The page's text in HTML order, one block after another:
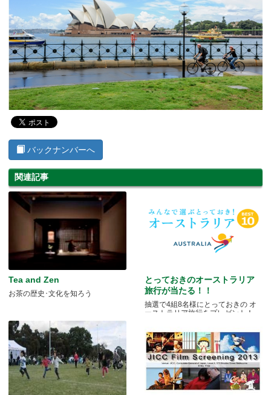
バックナンバーへ
関連記事
Tea and Zen
お茶の歴史･文化を知ろう
とっておきのオーストラリア
旅行が当たる！！
抽選で4組8名様にとっておきの オ
ーストラリア旅行をプレゼント！